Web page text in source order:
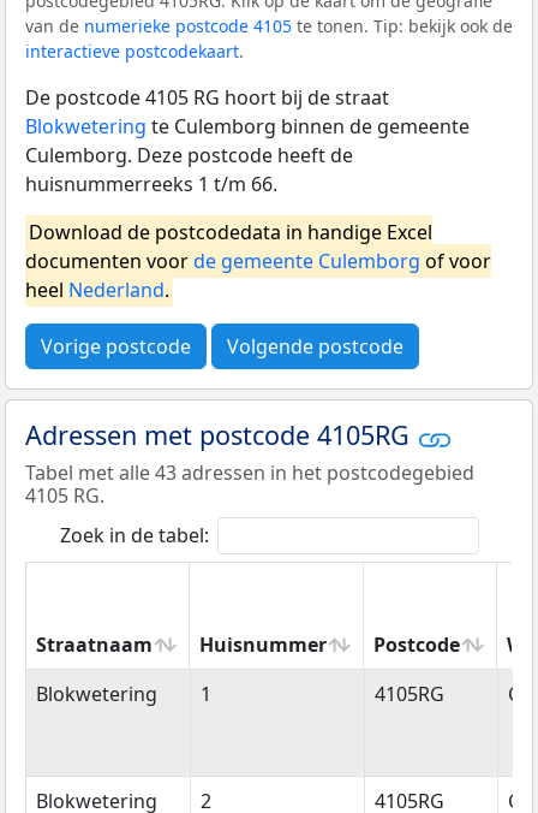
van de numerieke postcode 4105 te tonen. Tip: bekijk ook de
interactieve postcodekaart.
De postcode 4105 RG hoort bij de straat
Blokwetering te Culemborg binnen de gemeente
Culemborg. Deze postcode heeft de
huisnummerreeks 1 t/m 66.
Download de postcodedata in handige Excel
documenten voorde gemeente Culemborg of voor
heel Nederland.
Vorige postcode Volgende postcode
Adressen met postcode 4105RG
Tabel met alle 43 adressen in het postcodegebied
4105 RG.
Zoek in de tabel:
Straatnaam Huisnummer Postcode
Straatnaam
Huisnummer Postcode
Blokwetering 1 4105RG
Blokwetering 2 4105RG